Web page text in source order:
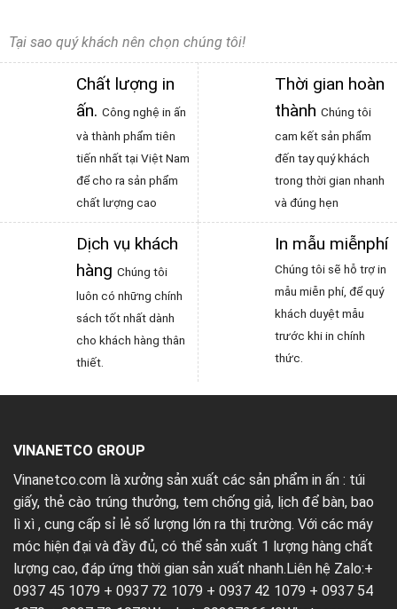
Tại sao quý khách nên chọn chúng tôi!
Chất lượng in
ấn. Công nghệ in ấn
và thành phẩm tiên
tiến nhất tại Việt Nam
để cho ra sản phẩm
chất lượng cao
Thời gian hoàn
thành Chúng tôi
cam kết sản phẩm
đến tay quý khách
trong thời gian nhanh
và đúng hẹn
Dịch vụ khách
hàng Chúng tôi
luôn có những chính
sách tốt nhất dành
cho khách hàng thân
thiết.
In mẫu miễnphí
Chúng tôi sẽ hỗ trợ in
mẫu miễn phí, để quý
khách duyệt mẫu
trước khi in chính
thức.
VINANETCO GROUP
Vinanetco.com là xưởng sản xuất các sản phẩm in ấn : túi
giấy, thẻ cào trúng thưởng, tem chống giả, lịch để bàn, bao
lì xì , cung cấp sỉ lẻ số lượng lớn ra thị trường. Với các máy
móc hiện đại và đầy đủ, có thể sản xuất 1 lượng hàng chất
lượng cao, đáp ứng thời gian sản xuất nhanh.Liên hệ Zalo:+
0937 45 1079 + 0937 72 1079 + 0937 42 1079 + 0937 54